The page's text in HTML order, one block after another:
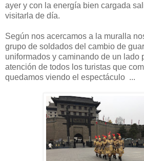
ayer y con la energía bien cargada
visitarla de día.
Según nos acercamos a la muralla
grupo de soldados del cambio de
uniformados y caminando de un lado
atención de todos los turistas que
quedamos viendo el espectáculo ...